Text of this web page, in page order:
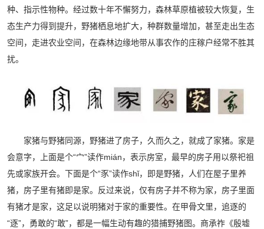
种、指示性物种。经过数十年不懈努力，森林草原植被较大恢复，生
态生产力得到提升，野猪栖息地扩大，种群数量增加，甚至走出生态
空间，走进农业空间，在森林边缘地带从事农作的庄稼户经常不胜其
扰。
家猪与野猪同源，野猪进了房子，久而久之，就成了家猪。家是
会意字，上面是个“宀”读作mián，表示房室，最早的房子用以祭祀祖
先或家族开会。下面是个“豕”读作shǐ，即是野猪，人们在屋子里养
猪，房子里有猪即是家。反过来说，仅有房子并不称为家，房子里面
有猪才是家，这足以说明猪对于家的重要性。在甲骨文里，追逐的
“逐”，勇敢的“敢”，都是一幅生动有趣的猎捕野猪图。商承祚《殷墟